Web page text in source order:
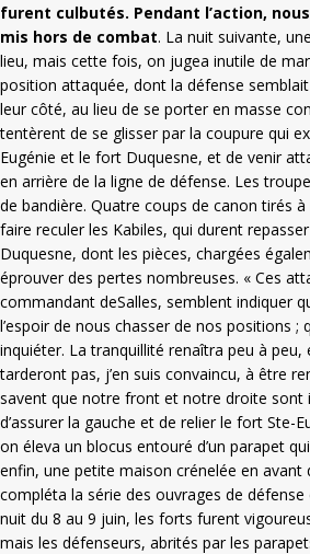
furent culbutés. Pendant l’action,
mis hors de combat. La nuit suivante,
lieu, mais cette fois, on jugea inutile de
position attaquée, dont la défense
leur côté, au lieu de se porter en masse
tentèrent de se glisser par la coupure qui
Eugénie et le fort Duquesne, et de venir
en arrière de la ligne de défense. Les
de bandière. Quatre coups de canon tirés
faire reculer les Kabiles, qui durent
Duquesne, dont les pièces, chargées
éprouver des pertes nombreuses. « Ces
commandant deSalles, semblent indiquer
l’espoir de nous chasser de nos positions ;
inquiéter. La tranquillité renaîtra peu à peu,
tarderont pas, j’en suis convaincu, à être
savent que notre front et notre droite sont
d’assurer la gauche et de relier le fort Ste-
on éleva un blocus entouré d’un parapet
enfin, une petite maison crénelée en avant
compléta la série des ouvrages de
nuit du 8 au 9 juin, les forts furent
mais les défenseurs, abrités par les